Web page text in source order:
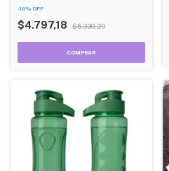
-10% OFF
$4.797,18 $5.330,20